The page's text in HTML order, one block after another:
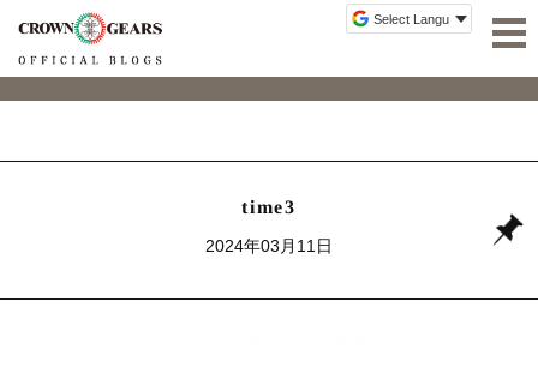
time3
2024年03月11日